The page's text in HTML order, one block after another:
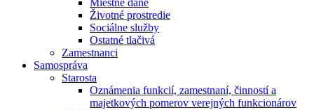
Miestne dane
Životné prostredie
Sociálne služby
Ostatné tlačivá
Zamestnanci
Samospráva
Starosta
Oznámenia funkcií, zamestnaní, činností a
majetkových pomerov verejných funkcionárov